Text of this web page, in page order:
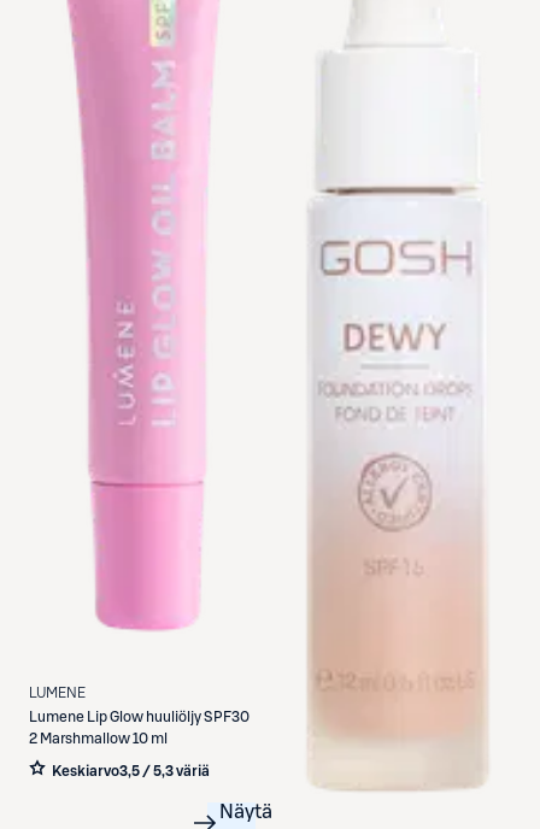
LUMENE
Lumene
Lip Glow huuliöljy SPF30
2 Marshmallow 10 ml
Keskiarvo3,5 / 5,3 väriä
Näytä